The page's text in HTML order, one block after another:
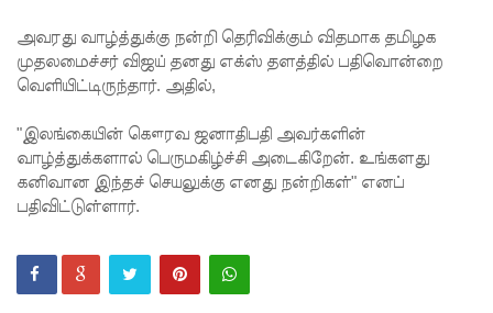
வழக்கு
கோட்டாப
ய
ராஜபக்ச
செப்டம்பர்
தேதி
அவரது வாழ்த்துக்கு நன்றி தெரிவிக்கும் விதமாக தமிழக
முதலமைச்சர் விஜய் தனது எக்ஸ் தளத்தில் பதிவொன்றை
வெளியிட்டிருந்தார். அதில்,
"இலங்கையின் கௌரவ ஜனாதிபதி அவர்களின்
வாழ்த்துக்களால் பெருமகிழ்ச்சி அடைகிறேன். உங்களது
கனிவான இந்தச் செயலுக்கு எனது நன்றிகள்" எனப்
பதிவிட்டுள்ளார்.